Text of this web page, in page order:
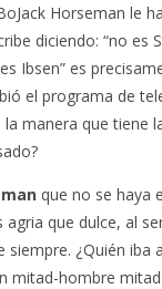
Horseman le
diciendo: “no es
Ibsen” es
el programa de
la manera que tiene
que no se haya
que dulce, al
¿Quién iba
mitad-hombre